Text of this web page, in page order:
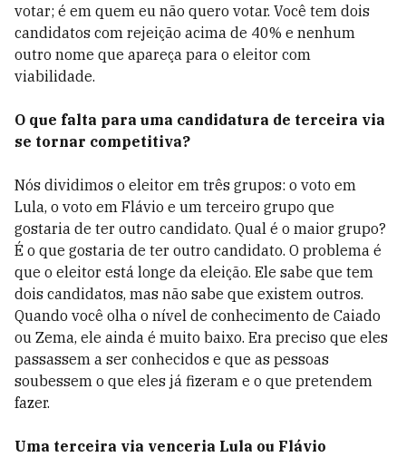
votar; é em quem eu não quero votar. Você tem dois
candidatos com rejeição acima de 40% e nenhum
outro nome que apareça para o eleitor com
viabilidade.
O que falta para uma candidatura de terceira via
se tornar competitiva?
Nós dividimos o eleitor em três grupos: o voto em
Lula, o voto em Flávio e um terceiro grupo que
gostaria de ter outro candidato. Qual é o maior grupo?
É o que gostaria de ter outro candidato. O problema é
que o eleitor está longe da eleição. Ele sabe que tem
dois candidatos, mas não sabe que existem outros.
Quando você olha o nível de conhecimento de Caiado
ou Zema, ele ainda é muito baixo. Era preciso que eles
passassem a ser conhecidos e que as pessoas
soubessem o que eles já fizeram e o que pretendem
fazer.
Uma terceira via venceria Lula ou Flávio